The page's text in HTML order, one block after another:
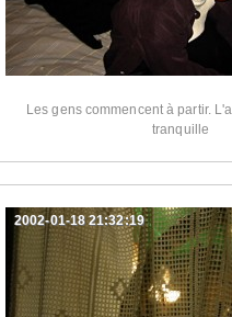
Les gens commencent à partir.
tranquille
2002-01-18 21:32:19